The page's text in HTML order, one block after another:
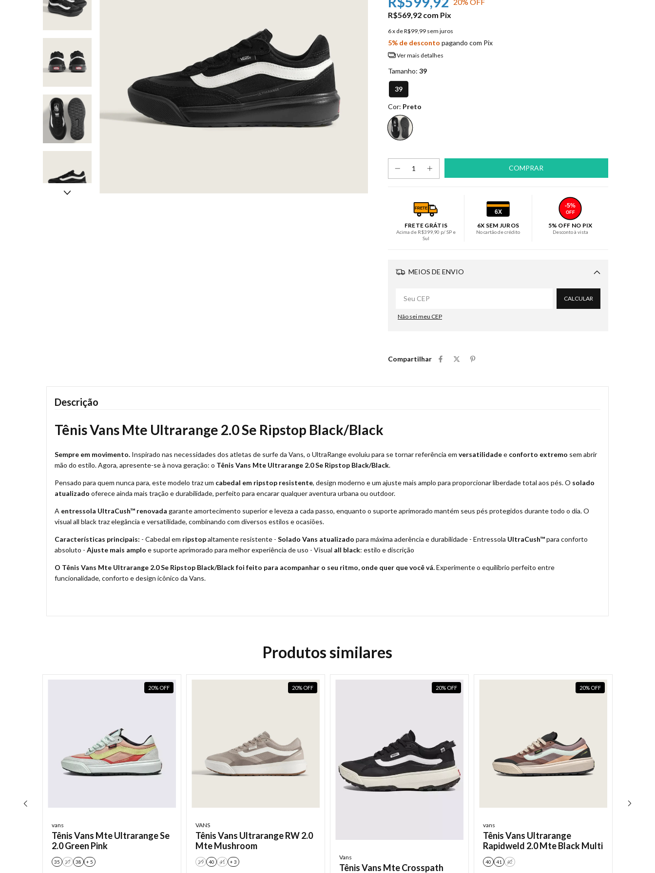
R$569,92 com Pix
6x deR$99,99 sem juros
5% de desconto pagando com Pix
Ver mais detalhes
Tamanho: 39
39
Cor: Preto
FRETE
FRETE GRÁTIS
Acima de R$399,90 p/ SP e
Sul
6X
6X SEM JUROS
No cartão de crédito
-5%
OFF
5% OFF NO PIX
Desconto à vista
MEIOS DE ENVIO
Alterar CEP
CALCULAR
Não sei meu CEP
Compartilhar
Descrição
Tênis Vans Mte Ultrarange 2.0 Se Ripstop Black/Black
Sempre em movimento. Inspirado nas necessidades dos atletas de surfe da Vans, o UltraRange evoluiu para se tornar referência em versatilidadee conforto extremo sem abrir
mão do estilo. Agora, apresente-se à nova geração: o Tênis Vans Mte Ultrarange 2.0 Se Ripstop Black/Black.
Pensado para quem nunca para, este modelo traz um cabedal em ripstop resistente, design moderno e um ajuste mais amplo para proporcionar liberdade total aos pés. O solado
atualizado oferece ainda mais tração e durabilidade, perfeito para encarar qualquer aventura urbana ou outdoor.
A entressola UltraCush™ renovada garante amortecimento superior e leveza a cada passo, enquanto o suporte aprimorado mantém seus pés protegidos durante todo o dia. O
visual all black traz elegância e versatilidade, combinando com diversos estilos e ocasiões.
Características principais: - Cabedal em ripstopaltamente resistente - Solado Vans atualizado para máxima aderência e durabilidade - Entressola UltraCush™para conforto
absoluto - Ajuste mais amplo e suporte aprimorado para melhor experiência de uso - Visual all black: estilo e discrição
O Tênis Vans Mte Ultrarange 2.0 Se Ripstop Black/Black foi feito para acompanhar o seu ritmo, onde quer que você vá.Experimente o equilíbrio perfeito entre
funcionalidade, conforto e design icônico da Vans.
Produtos similares
20% OFF
vans
Tênis Vans Mte Ultrarange Se
2.0 Green Pink
35 37 38 + 5
20% OFF
VANS
Tênis Vans Ultrarange RW 2.0
Mte Mushroom
39 40 41 + 3
20% OFF
Vans
Tênis Vans Mte Crosspath
20% OFF
vans
Tênis Vans Ultrarange
Rapidweld 2.0 Mte Black Multi
40 41 42